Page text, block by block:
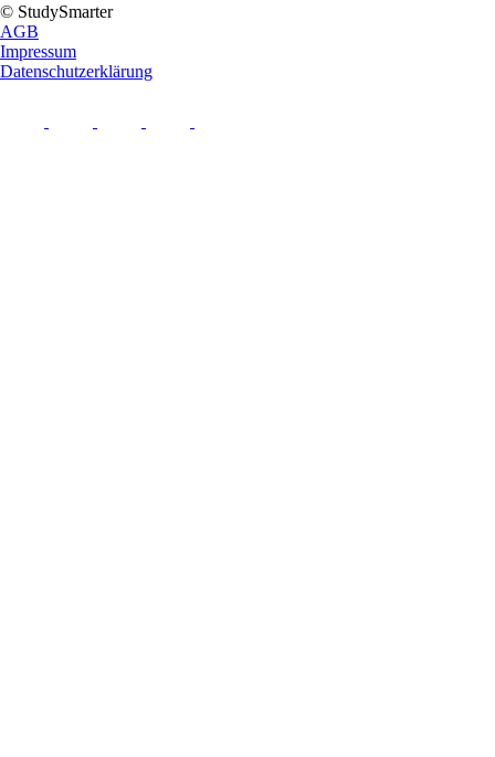
© StudySmarter
AGB
Impressum
Datenschutzerklärung